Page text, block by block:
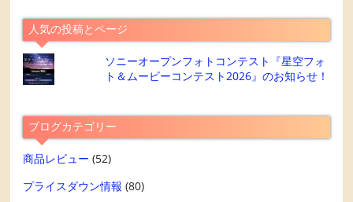
人気の投稿とページ
ソニーオープンフォトコンテスト『星空フォ
ト＆ムービーコンテスト2026』のお知らせ！
ブログカテゴリー
商品レビュー (52)
プライスダウン情報 (80)